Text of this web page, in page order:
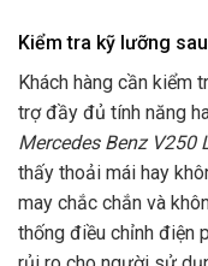
Kiểm tra kỹ lưỡng
Khách hàng cần kiểm
trợ đầy đủ tính năng
Mercedes Benz V250
thấy thoải mái hay
may chắc chắn và
thống điều chỉnh điện